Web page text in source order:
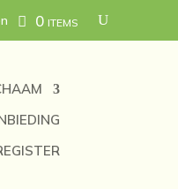
0 items